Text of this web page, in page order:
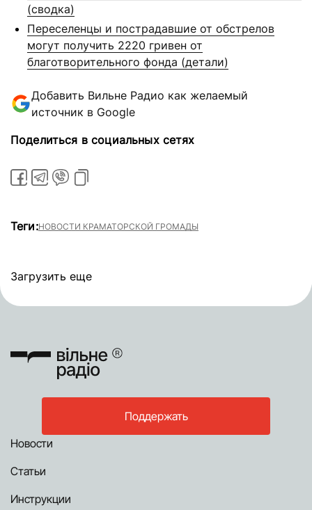
(сводка)
Переселенцы и пострадавшие от обстрелов
могут получить 2220 гривен от
благотворительного фонда (детали)
Добавить Вильне Радио как желаемый
источник в Google
Поделиться в социальных сетях
Теги:НОВОСТИ КРАМАТОРСКОЙ ГРОМАДЫ
Загрузить еще
Поддержать
Новости
Статьи
Инструкции